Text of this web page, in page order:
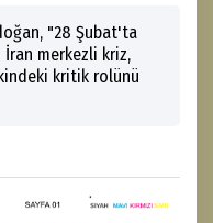
"28 Şubat'ta
İran merkezli kriz,
kritik rolünü